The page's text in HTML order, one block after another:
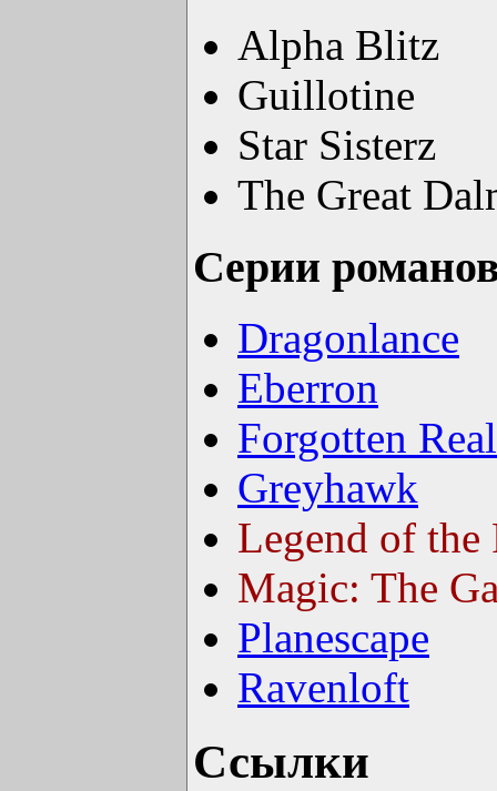
Alpha Blitz
Guillotine
Star Sisterz
The Great
Серии
Dragonlance
Eberron
Forgotten
Greyhawk
Legend of the
Magic: The
Planescape
Ravenloft
Ссылки